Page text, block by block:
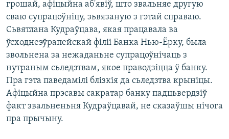
грошай, афіцыйна аб'явіў, што звальняе другую
сваю супрацоўніцу, зьвязаную з гэтай справаю.
Сьвятлана Кудраўцава, якая працавала ва
ўсходнеэўрапейскай філіі Банка Нью-Ёрку, была
звольнена за нежаданьне супрацоўнічаць з
нутраным сьледзтвам, якое праводзіцца ў банку.
Пра гэта паведамілі блізкія да сьледзтва крыніцы.
Афіцыйна прэсавы сакратар банку падцьвердзіў
факт звальненьня Кудраўцавай, не сказаўшы нічога
пра прычыну.